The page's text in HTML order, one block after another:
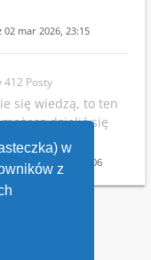
w
z
02 mar 2026, 23:15
412 Posty
się wiedzą, to ten
dzielić się
19 maja 2026, 22:06